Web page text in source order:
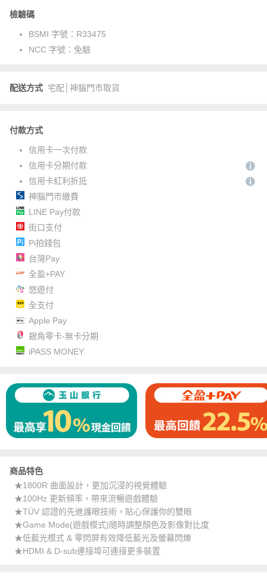
檢驗碼
BSMI 字號： R33475
NCC 字號： 免驗
配送方式 宅配│神腦門市取貨
付款方式
信用卡一次付款
信用卡分期付款
信用卡紅利折抵
神腦門市繳費
LINE Pay付款
街口支付
Pi拍錢包
台灣Pay
全盈+PAY
悠遊付
全支付
Apple Pay
銀角零卡-無卡分期
iPASS MONEY
商品特色
★1800R 曲面設計，更加沉浸的視覺體驗
★100Hz 更新頻率，帶來流暢遊戲體驗
★TÜV 認證的先進護眼技術，貼心保護你的雙眼
★Game Mode(遊戲模式)隨時調整顏色及影像對比度
★低藍光模式 & 零閃屏有效降低藍光及螢幕閃爍
★HDMI & D-sub連接埠可連接更多裝置